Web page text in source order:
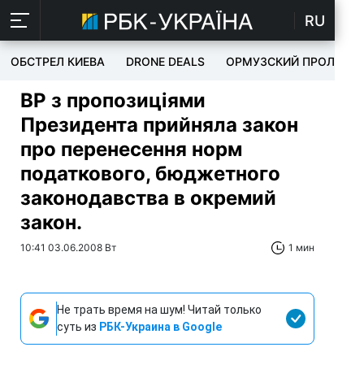
RU
ОБСТРЕЛ КИЕВА DRONE DEALS ОРМУЗСКИЙ ПРОЛИВ
ВР з пропозиціями
Президента прийняла закон
про перенесення норм
податкового, бюджетного
законодавства в окремий
закон.
10:41 03.06.2008 Вт 1 мин
Не трать время на шум! Читай только
суть из РБК-Украина в Google